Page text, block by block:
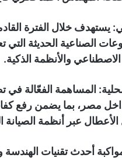
يستهدف خلال الفترة
الصناعية الحديثة التي
الاصطناعي والأنظمة الذكية.
المساهمة الفعّالة في
داخل مصر، بما يضمن رفع
الأعطال عبر أنظمة الصيانة
أحدث تقنيات الهندسة